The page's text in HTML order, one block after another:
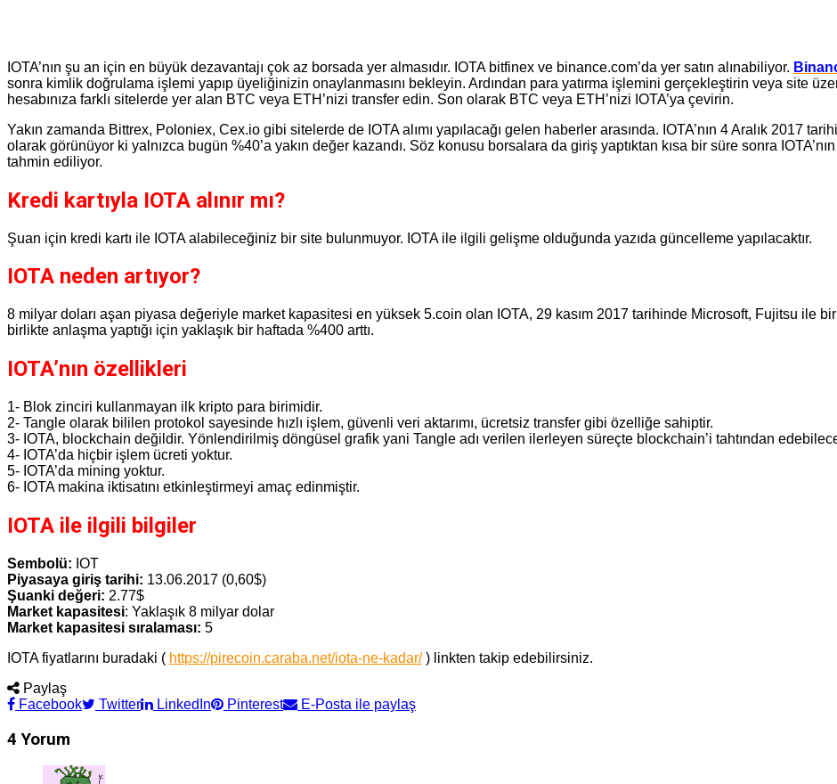
IOTA’nın şu an için en büyük dezavantajı çok az borsada yer almasıdır. IOTA bitfinex ve binance.com’da yer satın alınabiliyor.
sonra kimlik doğrulama işlemi yapıp üyeliğinizin onaylanmasını bekleyin. Ardından para yatırma işlemini gerçekleştirin veya site
hesabınıza farklı sitelerde yer alan BTC veya ETH’nizi transfer edin. Son olarak BTC veya ETH’nizi IOTA’ya çevirin.
Yakın zamanda Bittrex, Poloniex, Cex.io gibi sitelerde de IOTA alımı yapılacağı gelen haberler arasında. IOTA’nın 4 Aralık 2017
olarak görünüyor ki yalnızca bugün %40’a yakın değer kazandı. Söz konusu borsalara da giriş yaptıktan kısa bir süre sonra IOTA’nın
tahmin ediliyor.
Kredi kartıyla IOTA alınır mı?
Şuan için kredi kartı ile IOTA alabileceğiniz bir site bulunmuyor. IOTA ile ilgili gelişme olduğunda yazıda güncelleme yapılacaktır.
IOTA neden artıyor?
8 milyar doları aşan piyasa değeriyle market kapasitesi en yüksek 5.coin olan IOTA, 29 kasım 2017 tarihinde Microsoft, Fujitsu ile
birlikte anlaşma yaptığı için yaklaşık bir haftada %400 arttı.
IOTA’nın özellikleri
1- Blok zinciri kullanmayan ilk kripto para birimidir.
2- Tangle olarak bililen protokol sayesinde hızlı işlem, güvenli veri aktarımı, ücretsiz transfer gibi özelliğe sahiptir.
3- IOTA, blockchain değildir. Yönlendirilmiş döngüsel grafik yani Tangle adı verilen ilerleyen süreçte blockchain’i tahtından
4- IOTA’da hiçbir işlem ücreti yoktur.
5- IOTA’da mining yoktur.
6- IOTA makina iktisatını etkinleştirmeyi amaç edinmiştir.
IOTA ile ilgili bilgiler
Sembolü: IOT
Piyasaya giriş tarihi: 13.06.2017 (0,60$)
Şuanki değeri: 2.77$
Market kapasitesi: Yaklaşık 8 milyar dolar
Market kapasitesi sıralaması: 5
IOTA fiyatlarını buradaki ( https://pirecoin.caraba.net/iota-ne-kadar/) linkten takip edebilirsiniz.
Paylaş
Facebook
Twitter LinkedIn Pinterest E-Posta ile paylaş
4 Yorum